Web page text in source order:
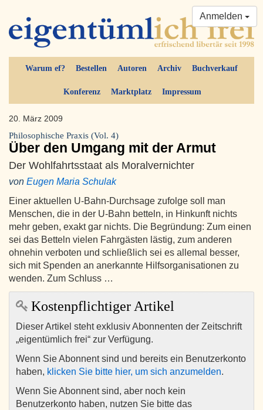
Warum ef? Bestellen Autoren Archiv Buchverkauf
Konferenz Marktplatz Impressum
Anmelden
20. März 2009
Philosophische Praxis (Vol. 4)
Über den Umgang mit der Armut
Der Wohlfahrtsstaat als Moralvernichter
von Eugen Maria Schulak
Einer aktuellen U-Bahn-Durchsage zufolge soll man
Menschen, die in der U-Bahn betteln, in Hinkunft nichts
mehr geben, exakt gar nichts. Die Begründung: Zum einen
sei das Betteln vielen Fahrgästen lästig, zum anderen
ohnehin verboten und schließlich sei es allemal besser,
sich mit Spenden an anerkannte Hilfsorganisationen zu
wenden. Zum Schluss …
Kostenpflichtiger Artikel
Dieser Artikel steht exklusiv Abonnenten der Zeitschrift
„eigentümlich frei“ zur Verfügung.
Wenn Sie Abonnent sind und bereits ein Benutzerkonto
haben, klicken Sie bitte hier, um sich anzumelden.
Wenn Sie Abonnent sind, aber noch kein
Benutzerkonto haben, nutzen Sie bitte das